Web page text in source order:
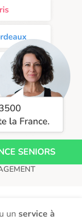
Perpignan
Rennes
Strasbourg
Toulouse
SENIORS
un service à